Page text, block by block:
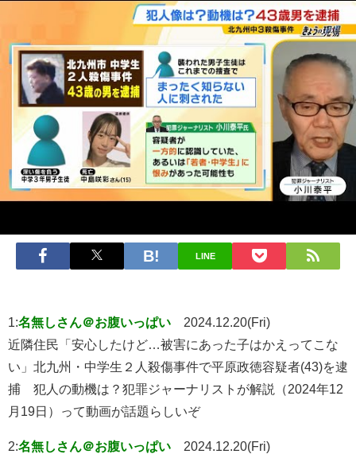
LINE
1:名無しさん＠お腹いっぱい
2024.12.20(Fri)
近隣住民「安心したけど…被害にあった子はかえってこな
い」北九州・中学生２人殺傷事件で平原政徳容疑者(43)を逮
捕 犯人の動機は？犯罪ジャーナリストが解説（2024年12
月19日）って動画が話題らしいぞ
2:名無しさん＠お腹いっぱい 2024.12.20(Fri)